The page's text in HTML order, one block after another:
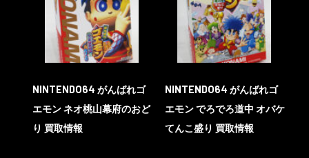
NINTENDO64 がんばれゴ
エモン ネオ桃山幕府のおど
り 買取情報
NINTENDO64 がんばれゴ
エモン でろでろ道中 オバケ
てんこ盛り 買取情報